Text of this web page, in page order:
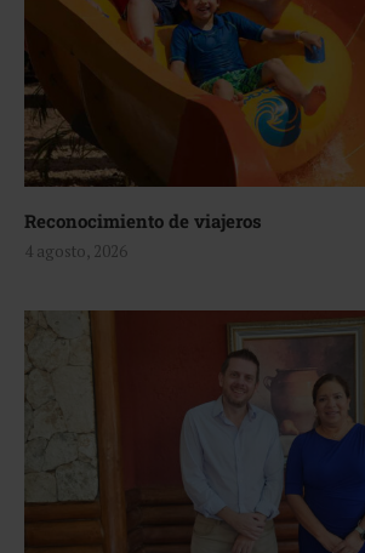
Reconocimiento de viajeros
4 agosto, 2026